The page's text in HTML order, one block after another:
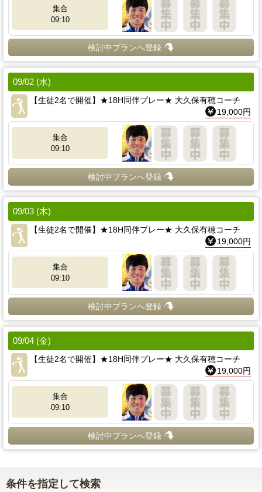
集合
09:10
検討中プランへ登録
09/02 (水)
【生徒2名で開催】★18H同伴プレー★ 大久保有穂コーチ
19,000円
集合
09:10
検討中プランへ登録
09/03 (木)
【生徒2名で開催】★18H同伴プレー★ 大久保有穂コーチ
19,000円
集合
09:10
検討中プランへ登録
09/04 (金)
【生徒2名で開催】★18H同伴プレー★ 大久保有穂コーチ
19,000円
集合
09:10
検討中プランへ登録
条件を指定して検索